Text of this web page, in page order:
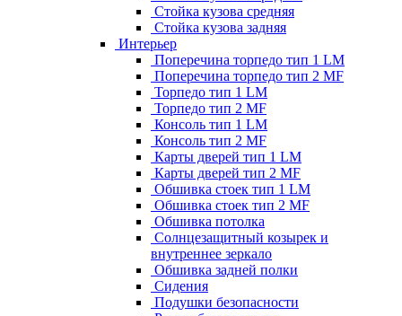
Стойка кузова средняя
Стойка кузова задняя
Интерьер
Поперечина торпедо тип 1 LM
Поперечина торпедо тип 2 MF
Торпедо тип 1 LM
Торпедо тип 2 MF
Консоль тип 1 LM
Консоль тип 2 MF
Карты дверей тип 1 LM
Карты дверей тип 2 MF
Обшивка стоек тип 1 LM
Обшивка стоек тип 2 MF
Обшивка потолка
Солнцезащитный козырек и
внутреннее зеркало
Обшивка задней полки
Сидения
Подушки безопасности